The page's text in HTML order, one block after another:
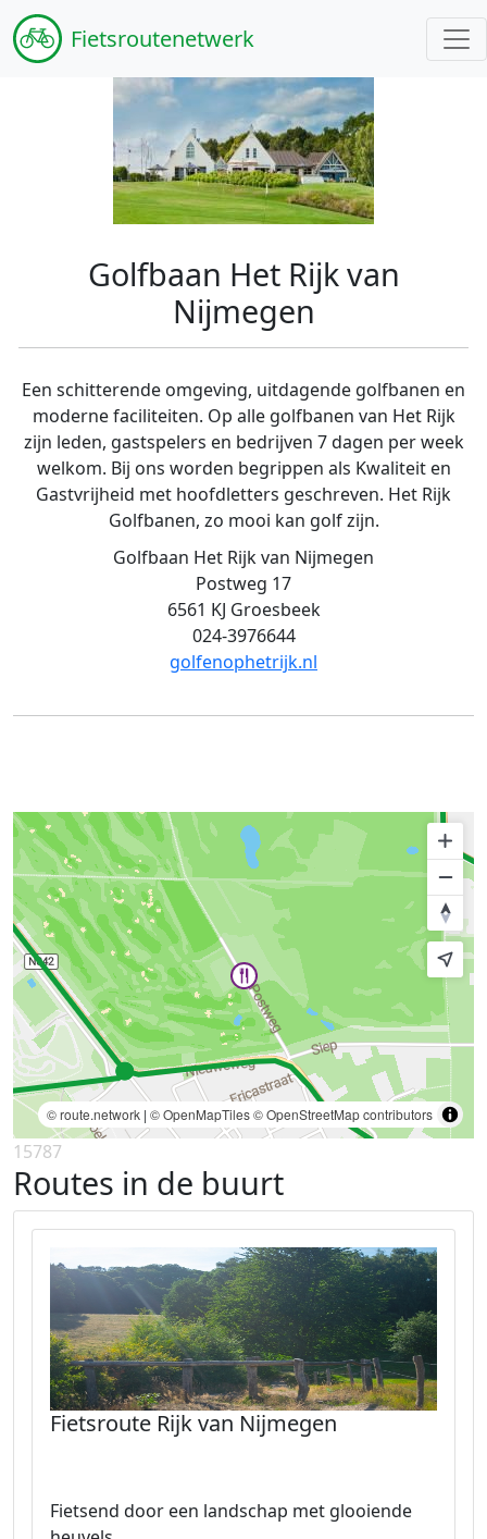
Fietsroutenetwerk
Golfbaan Het Rijk van
Nijmegen
Een schitterende omgeving, uitdagende golfbanen en
moderne faciliteiten. Op alle golfbanen van Het Rijk
zijn leden, gastspelers en bedrijven 7 dagen per week
welkom. Bij ons worden begrippen als Kwaliteit en
Gastvrijheid met hoofdletters geschreven. Het Rijk
Golfbanen, zo mooi kan golf zijn.
Golfbaan Het Rijk van Nijmegen
Postweg 17
6561 KJ Groesbeek
024-3976644
golfenophetrijk.nl
© route.network | © OpenMapTiles© OpenStreetMap contributors
15787
Routes in de buurt
Fietsroute Rijk van Nijmegen
Fietsend door een landschap met glooiende